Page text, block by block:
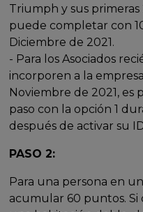
Triumph y sus primeras
puede completar con
Diciembre de 2021.
- Para los Asociados
incorporen a la
Noviembre de 2021,
paso con la opción 1
después de activar su
PASO 2:
Para una persona en
acumular 60 puntos. Si